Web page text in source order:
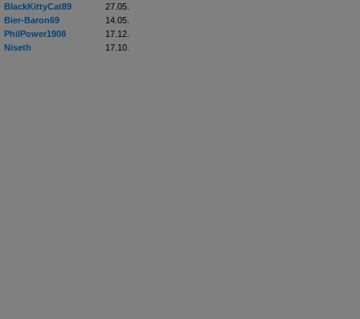
BlackKittyCat89
27.05.
Bier-Baron69
14.05.
PhilPower1908
17.12.
Niseth
17.10.